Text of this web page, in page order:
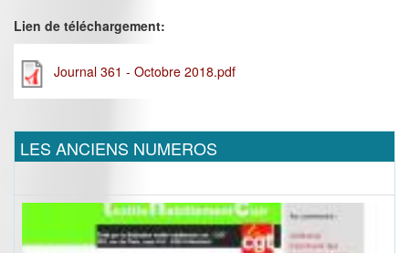
Lien de téléchargement:
Journal 361 - Octobre 2018.pdf
LES ANCIENS NUMEROS